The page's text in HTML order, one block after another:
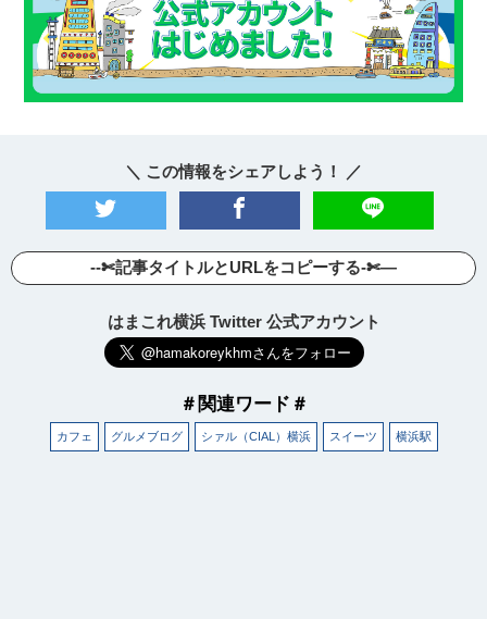
＼ この情報をシェアしよう！ ／
--✄記事タイトルとURLをコピーする-✄—
はまこれ横浜 Twitter 公式アカウント
＃関連ワード＃
カフェ グルメブログ シァル（CIAL）横浜 スイーツ 横浜駅